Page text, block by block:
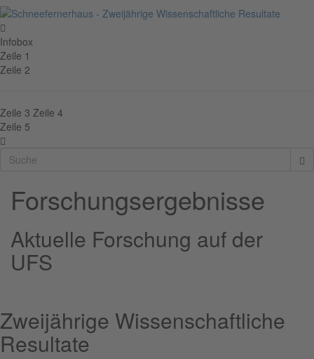
Infobox
Zeile 1
Zeile 2
Zeile 3 Zeile 4
Zeile 5
Forschungsergebnisse
Aktuelle Forschung auf der
UFS
Zweijährige Wissenschaftliche
Resultate